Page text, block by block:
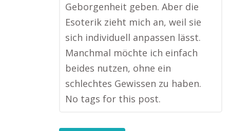
Geborgenheit geben. Aber die
Esoterik zieht mich an, weil sie
sich individuell anpassen lässt.
Manchmal möchte ich einfach
beides nutzen, ohne ein
schlechtes Gewissen zu haben.
No tags for this post.